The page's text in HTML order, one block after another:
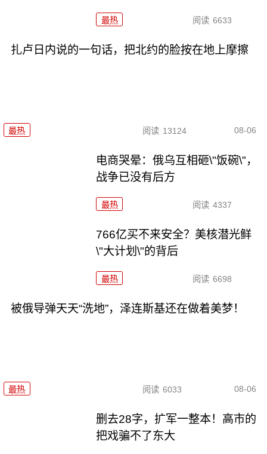
最热 阅读 6633
扎卢日内说的一句话，把北约的脸按在地上摩擦
最热 阅读 13124 08-06
电商哭晕：俄乌互相砸\"饭碗\"，
战争已没有后方
最热 阅读 4337
766亿买不来安全？美核潜光鲜
\"大计划\"的背后
最热 阅读 6698
被俄导弹天天“洗地”，泽连斯基还在做着美梦！
最热 阅读 6033 08-06
删去28字，扩军一整本！高市的
把戏骗不了东大